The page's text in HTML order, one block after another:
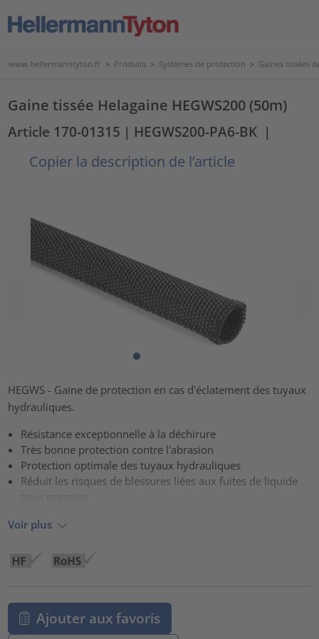
www.hellermanntyton.fr > Produits > Systèmes de protection > Gaines tissées
Gaine tissée Helagaine HEGWS200 (50m)
Article 170-01315 | HEGWS200-PA6-BK |
Copier la description de l’article
HEGWS - Gaine de protection en cas d'éclatement des tuyaux
hydrauliques.
Résistance exceptionnelle à la déchirure
Très bonne protection contre l'abrasion
Protection optimale des tuyaux hydrauliques
Réduit les risques de blessures liées aux fuites de liquide
Voir plus
Ajouter aux favoris